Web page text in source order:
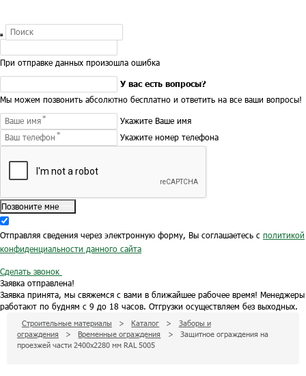
При отправке данных произошла ошибка
У вас есть вопросы?
Мы можем позвонить абсолютно бесплатно и ответить на все ваши вопросы!
Укажите Ваше имя
Укажите номер телефона
Позвоните мне
Отправляя сведения через электронную форму, Вы соглашаетесь с политикой
конфиденциальности данного сайта
Сделать звонок
Заявка отправлена!
Заявка принята, мы свяжемся с вами в ближайшее рабочее время! Менеджеры
работают по будням с 9 до 18 часов. Отгрузки осуществляем без выходных.
Строительные материалы > Каталог >
Заборы и
ограждения
> Временные ограждения >
Защитное ограждения на
проезжей части 2400х2280 мм RAL 5005